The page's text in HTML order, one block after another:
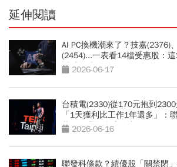
延伸閱讀
AI PC換機潮來了？技嘉(2376)
(2454)...一表看14檔受惠股：
戶減」跡象
2026-06-17
台積電(2330)從170元抱到
「1天獲利比工作1年還多」：
萬後，我學會這件事
2026-06-16
聯發科條款？績優股「關禁閉